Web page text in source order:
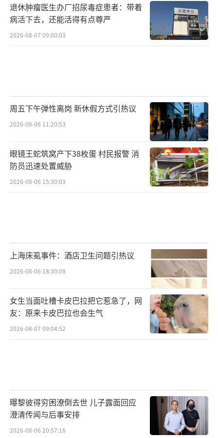
退休肿瘤医生办厂招尿毒症患者：带着
病活下去，还能活得有点尊严
2026-08-07 09:00:03
周五下午弹性离岗 新休假方式引热议
2026-08-06 11:20:53
眼镜王蛇筑窝产下38枚蛋 村民报警 消
防员迅速处置威胁
2026-08-06 15:30:03
上海床虱事件：酒店卫生问题引热议
2026-08-06 18:30:09
女生当面吐槽卡皮巴拉把它惹急了，网
友：原来卡皮巴拉也会生气
2026-08-07 09:04:52
曝黎彼得穷困潦倒去世 儿子露面回应
澄清传闻与后事安排
2026-08-06 20:57:16